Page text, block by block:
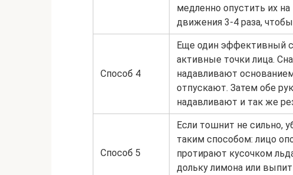
медленно опустить их
движения 3-4 раза,
Способ 4
Еще один эффективный
активные точки лица.
надавливают
отпускают. Затем обе
надавливают и так же
Способ 5
Если тошнит не сильно,
таким способом: лицо
протирают кусочком
дольку лимона или